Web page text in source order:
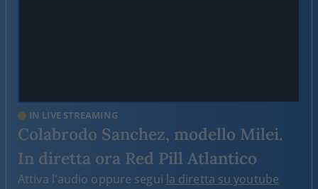
IN LIVE STREAMING
Colabrodo Sanchez, modello Milei.
In diretta ora Red Pill Atlantico
Attiva l'audio oppure segui la diretta su youtube